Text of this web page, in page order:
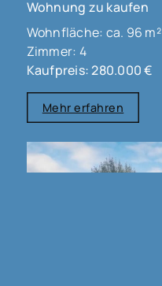
Wohnung zu kaufen
Wohnfläche: ca. 96 m²
Zimmer: 4
Kaufpreis: 280.000 €
Mehr erfahren